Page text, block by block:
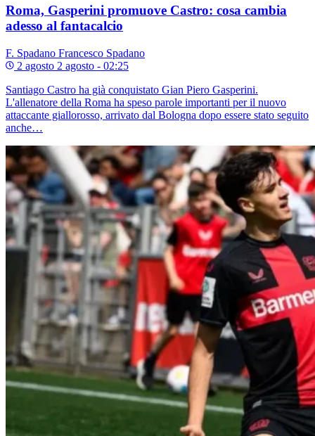
Roma, Gasperini promuove Castro: cosa cambia
adesso al fantacalcio
F. Spadano Francesco Spadano
2 agosto 2 agosto - 02:25
Santiago Castro ha già conquistato Gian Piero Gasperini.
L'allenatore della Roma ha speso parole importanti per il nuovo
attaccante giallorosso, arrivato dal Bologna dopo essere stato seguito
anche…